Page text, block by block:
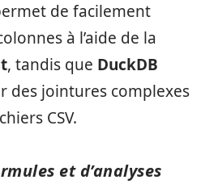
de facilement
à l’aide de la
, tandis que DuckDB
des jointures complexes
CSV.
et d’analyses